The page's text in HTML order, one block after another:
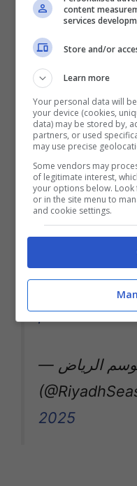
Il clima è disteso,
Tsitsipas si
domani lo attende
grazia. Ed è
probabilmente,
speciale , ad uno
gli permettesse di
Stefanos
set on a new
— موسم الرياض | Riyadh Season
2025
content
services
Store and/or
Learn more
Your personal data will
your device (cookies,
data) may be stored by,
partners, or used
may use precise
Some vendors may
of legitimate interest,
your options below.
or in the site menu to
and cookie settings.